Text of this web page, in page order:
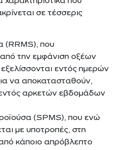
σε τέσσερις
(RRMS), που
από την εμφάνιση οξέων
εντός ημερών
να αποκατασταθούν,
αρκετών εβδομάδων
(SPMS), που ενώ
με υποτροπές, στη
κάποιο απρόβλεπτο